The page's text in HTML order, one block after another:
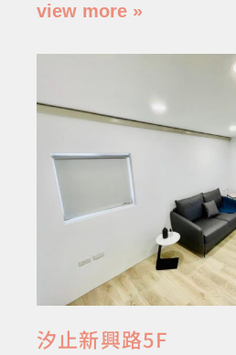
view more »
汐止新興路5F